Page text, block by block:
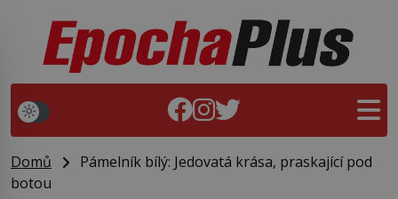
Domů
Pámelník bílý: Jedovatá krása, praskající pod
botou